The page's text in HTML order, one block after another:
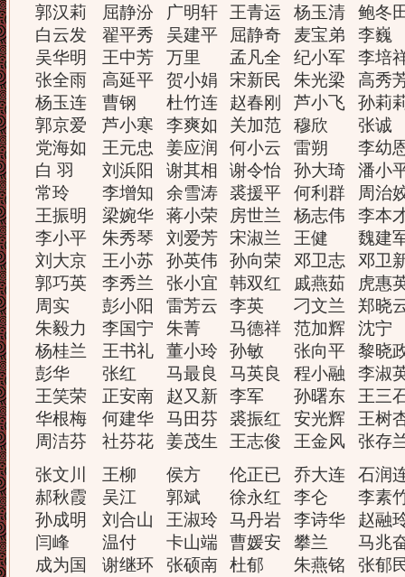
郭汉莉
白云发
吴华明
张全雨
杨玉连
郭京爱
党海如
白 羽
常玲
王振明
李小平
刘大京
郭巧英
周实
朱毅力
杨桂兰
彭华
王笑荣
华根梅
周洁芬
屈静汾
翟平秀
王中芳
高延平
曹钢
芦小寒
王元忠
刘浜阳
李增知
梁婉华
朱秀琴
王小苏
李秀兰
彭小阳
李国宁
王书礼
张红
正安南
何建华
社芬花
广明轩
吴建平
万里
贺小娟
杜竹连
李爽如
姜应润
谢其相
余雪涛
蒋小荣
刘爱芳
孙英伟
张小宜
雷芳云
朱菁
董小玲
马最良
赵又新
马田芬
姜茂生
王青运
屈静奇
孟凡全
宋新民
赵春刚
关加范
何小云
谢令怡
裘援平
房世兰
宋淑兰
孙向荣
韩双红
李英
马德祥
孙敏
马英良
李军
裘振红
王志俊
杨玉清
麦宝弟
纪小军
朱光梁
芦小飞
穆欣
雷朔
孙大琦
何利群
杨志伟
王健
邓卫志
戚燕茹
刁文兰
范加辉
张向平
程小融
孙曙东
安光辉
王金风
鲍冬
李巍
李培
高秀
孙莉
张诚
李幼
潘小
周治
李本
魏建
邓卫
虎惠
郑晓
沈宁
黎晓
李淑
王三
王树
张存
张文川
郝秋霞
孙成明
闫峰
成为国
王柳
吴江
刘合山
温付
谢继环
侯方
郭斌
王淑玲
卡山端
张硕南
伦正已
徐永红
马丹岩
曹媛安
杜郁
乔大连
李仑
李诗华
攀兰
朱燕铭
石润
李素
赵融
马兆
张郁